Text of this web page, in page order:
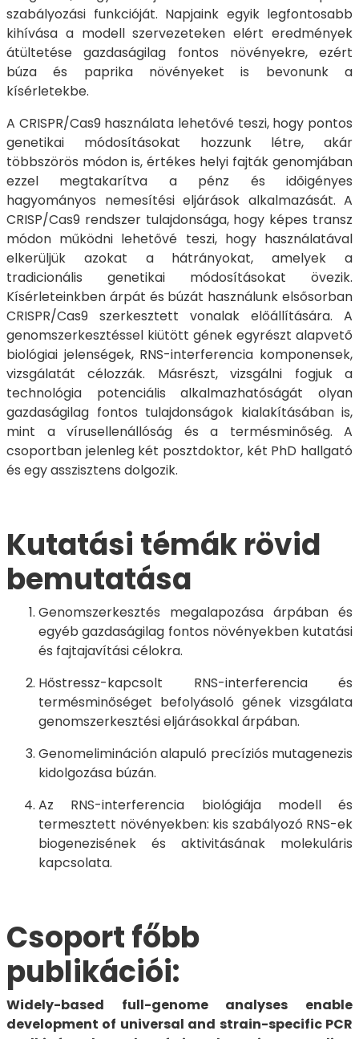
szabályozási funkcióját. Napjaink egyik legfontosabb
kihívása a modell szervezeteken elért eredmények
átültetése gazdaságilag fontos növényekre, ezért
búza és paprika növényeket is bevonunk a
kísérletekbe.
A CRISPR/Cas9 használata lehetővé teszi, hogy pontos
genetikai módosításokat hozzunk létre, akár
többszörös módon is, értékes helyi fajták genomjában
ezzel megtakarítva a pénz és időigényes
hagyományos nemesítési eljárások alkalmazását. A
CRISP/Cas9 rendszer tulajdonsága, hogy képes transz
módon működni lehetővé teszi, hogy használatával
elkerüljük azokat a hátrányokat, amelyek a
tradicionális genetikai módosításokat övezik.
Kísérleteinkben árpát és búzát használunk elsősorban
CRISPR/Cas9 szerkesztett vonalak előállítására. A
genomszerkesztéssel kiütött gének egyrészt alapvető
biológiai jelenségek, RNS-interferencia komponensek,
vizsgálatát célozzák. Másrészt, vizsgálni fogjuk a
technológia potenciális alkalmazhatóságát olyan
gazdaságilag fontos tulajdonságok kialakításában is,
mint a vírusellenállóság és a termésminőség. A
csoportban jelenleg két posztdoktor, két PhD hallgató
és egy asszisztens dolgozik.
Kutatási témák rövid
bemutatása
Genomszerkesztés megalapozása árpában és
egyéb gazdaságilag fontos növényekben kutatási
és fajtajavítási célokra.
Hőstressz-kapcsolt RNS-interferencia és
termésminőséget befolyásoló gének vizsgálata
genomszerkesztési eljárásokkal árpában.
Genomelimináción alapuló precíziós mutagenezis
kidolgozása búzán.
Az RNS-interferencia biológiája modell és
termesztett növényekben: kis szabályozó RNS-ek
biogenezisének és aktivitásának molekuláris
kapcsolata.
Csoport főbb
publikációi:
Widely-based full-genome analyses enable
development of universal and strain-specific PCR